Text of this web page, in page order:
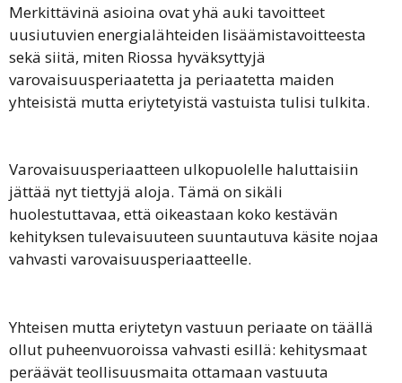
Merkittävinä asioina ovat yhä auki tavoitteet
uusiutuvien energialähteiden lisäämistavoitteesta
sekä siitä, miten Riossa hyväksyttyjä
varovaisuusperiaatetta ja periaatetta maiden
yhteisistä mutta eriytetyistä vastuista tulisi tulkita.
Varovaisuusperiaatteen ulkopuolelle haluttaisiin
jättää nyt tiettyjä aloja. Tämä on sikäli
huolestuttavaa, että oikeastaan koko kestävän
kehityksen tulevaisuuteen suuntautuva käsite nojaa
vahvasti varovaisuusperiaatteelle.
Yhteisen mutta eriytetyn vastuun periaate on täällä
ollut puheenvuoroissa vahvasti esillä: kehitysmaat
peräävät teollisuusmaita ottamaan vastuuta